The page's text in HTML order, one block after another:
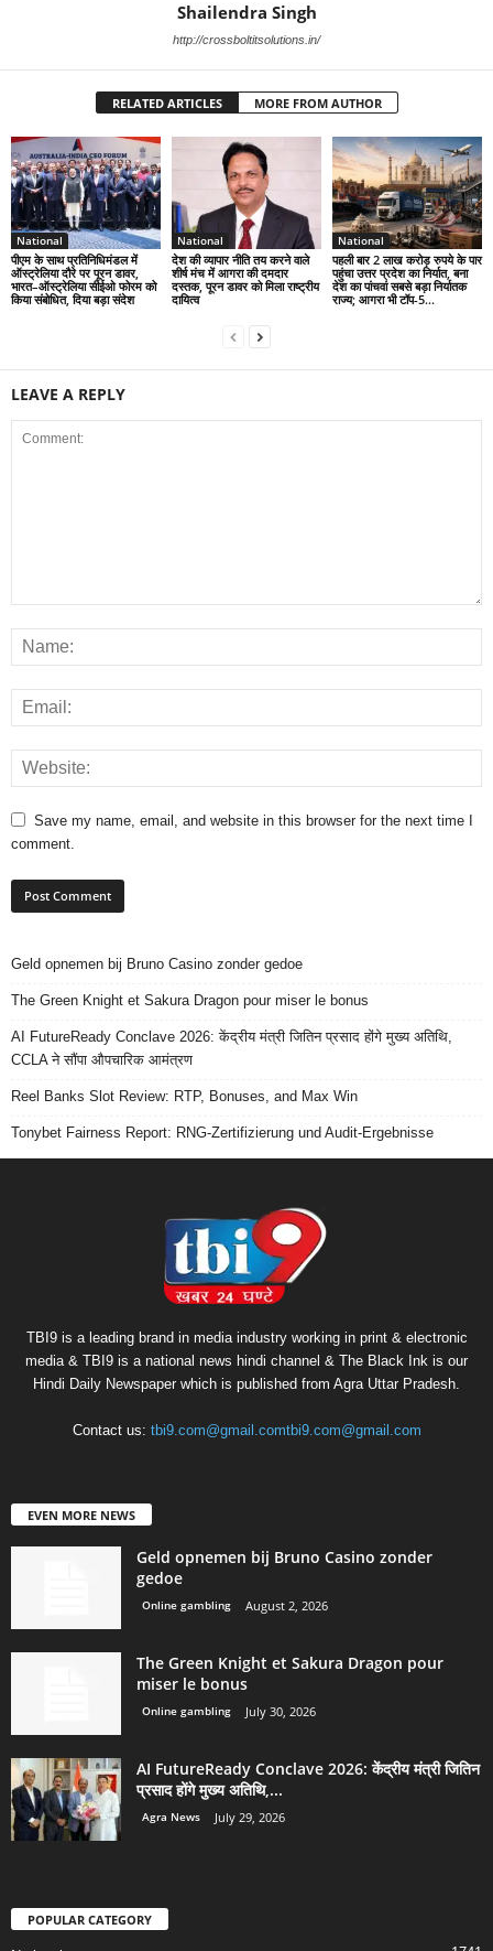
Shailendra Singh
http://crossboltitsolutions.in/
RELATED ARTICLES MORE FROM AUTHOR
National
पीएम के साथ प्रतिनिधिमंडल में
ऑस्ट्रेलिया दौरे पर पूरन डावर,
भारत–ऑस्ट्रेलिया सीईओ फोरम को
किया संबोधित, दिया बड़ा संदेश
National
देश की व्यापार नीति तय करने वाले
शीर्ष मंच में आगरा की दमदार
दस्तक, पूरन डावर को मिला राष्ट्रीय
दायित्व
National
पहली बार 2 लाख करोड़ रुपये के पार
पहुंचा उत्तर प्रदेश का निर्यात, बना
देश का पांचवां सबसे बड़ा निर्यातक
राज्य; आगरा भी टॉप-5...
LEAVE A REPLY
Save my name, email, and website in this browser for the next time I
comment.
Geld opnemen bij Bruno Casino zonder gedoe
The Green Knight et Sakura Dragon pour miser le bonus
AI FutureReady Conclave 2026: केंद्रीय मंत्री जितिन प्रसाद होंगे मुख्य अतिथि,
CCLA ने सौंपा औपचारिक आमंत्रण
Reel Banks Slot Review: RTP, Bonuses, and Max Win
Tonybet Fairness Report: RNG-Zertifizierung und Audit-Ergebnisse
TBI9 is a leading brand in media industry working in print & electronic
media & TBI9 is a national news hindi channel & The Black Ink is our
Hindi Daily Newspaper which is published from Agra Uttar Pradesh.
Contact us: tbi9.com@gmail.comtbi9.com@gmail.com
EVEN MORE NEWS
Geld opnemen bij Bruno Casino zonder
gedoe
Online gambling August 2, 2026
The Green Knight et Sakura Dragon pour
miser le bonus
Online gambling July 30, 2026
AI FutureReady Conclave 2026: केंद्रीय मंत्री जितिन
प्रसाद होंगे मुख्य अतिथि,...
Agra News July 29, 2026
POPULAR CATEGORY